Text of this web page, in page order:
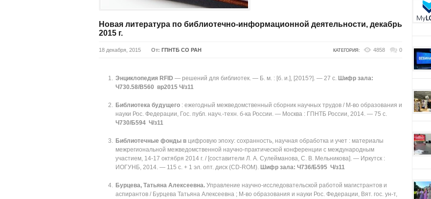
Новая литература по библиотечно-информационной деятельности, декабрь
2015 г.
18 декабря, 2015 От: ГПНТБ СО РАН КАТЕГОРИЯ: 4858 0
Энциклопедия RFID — решений для библиотек. — Б. м. : [б. и.], [2015?]. — 27 с. Шифр зала:
Ч730.58/B560 вр2015 Ч/з11
Библиотека будущего : ежегодный межведомственный сборник научных трудов / М-во образования и
науки Рос. Федерации, Гос. публ. науч.-техн. б-ка России. — Москва : ГПНТБ России, 2014. — 75 с.
Ч730/Б594 Ч/з11
Библиотечные фонды в цифровую эпоху: сохранность, научная обработка и учет : материалы
межрегиональной межведомственной научно-практической конференции с международным
участием, 14-17 октября 2014 г. / [составители Л. А. Сулейманова, С. В. Мельникова]. — Иркутск :
ИОГУНБ, 2014. — 115 с. + 1 эл. опт. диск (CD-ROM). Шифр зала: Ч736/Б595 Ч/з11
Бурцева, Татьяна Алексеевна. Управление научно-исследовательской работой магистрантов и
аспирантов / Бурцева Татьяна Алексеевна ; М-во образования и науки Рос. Федерации, Вят. гос. ун-т,